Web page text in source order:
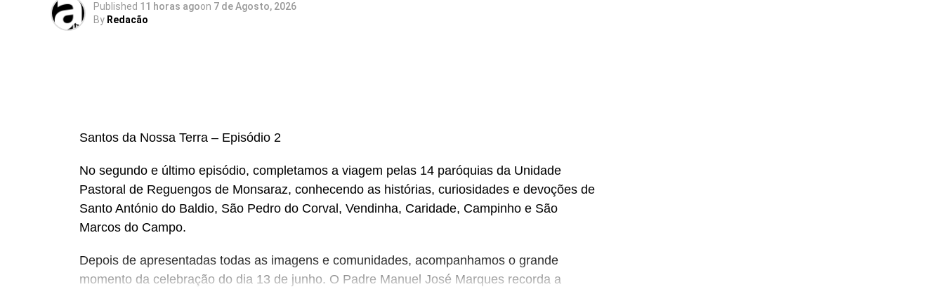
Published 11 horas agoon 7 de Agosto, 2026
By Redacão
Santos da Nossa Terra – Episódio 2
No segundo e último episódio, completamos a viagem pelas 14 paróquias da Unidade
Pastoral de Reguengos de Monsaraz, conhecendo as histórias, curiosidades e devoções de
Santo António do Baldio, São Pedro do Corval, Vendinha, Caridade, Campinho e São
Marcos do Campo.
Depois de apresentadas todas as imagens e comunidades, acompanhamos o grande
momento da celebração do dia 13 de junho. O Padre Manuel José Marques recorda a